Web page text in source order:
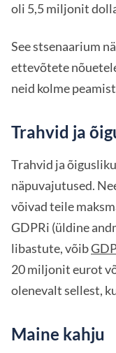
oli 5,5 miljonit
See stsenaarium
ettevõtete
neid kolme
Trahvid ja
Trahvid ja
näpuvajutused.
võivad teile
GDPRi (üldine
libastute, võib
20 miljonit eurot
olenevalt sellest,
Maine kahju